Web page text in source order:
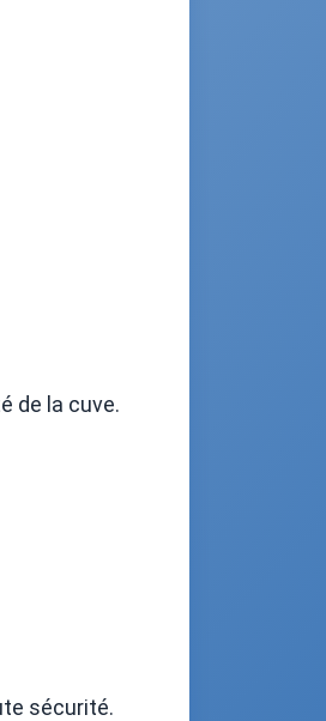
de la cuve.
sécurité.